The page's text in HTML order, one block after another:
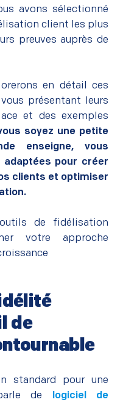
avons sélectionné
client les plus
preuves auprès de
en détail ces
présentant leurs
et des exemples
soyez une petite
enseigne, vous
pour créer
clients et optimiser
de fidélisation
votre approche
de
standard pour une
de
logiciel de